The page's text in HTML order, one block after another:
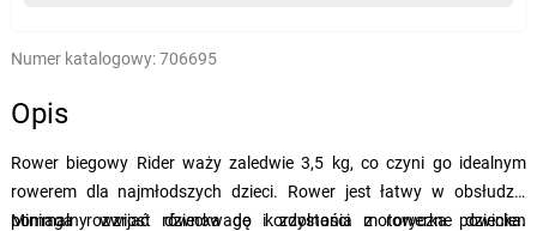
Numer katalogowy:706695
Opis
Rower biegowy Rider waży zaledwie 3,5 kg, co czyni go idealnym
rowerem dla najmłodszych dzieci. Rower jest łatwy w obsłudze,
pomaga rozwijać równowagę i zdolności motoryczne dziecka.
Minimalny wzrost dziecka do korzystania z rowerka powinien